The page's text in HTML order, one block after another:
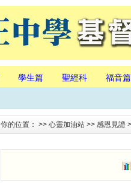
學生篇 聖經科 福音篇
你的位置： >> 心靈加油站 >> 感恩見證